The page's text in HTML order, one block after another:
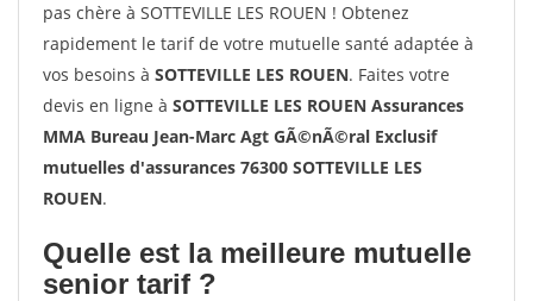
pas chère à SOTTEVILLE LES ROUEN ! Obtenez
rapidement le tarif de votre mutuelle santé adaptée à
vos besoins à SOTTEVILLE LES ROUEN. Faites votre
devis en ligne à SOTTEVILLE LES ROUEN Assurances
MMA Bureau Jean-Marc Agt GÃ©nÃ©ral Exclusif
mutuelles d'assurances 76300 SOTTEVILLE LES
ROUEN.
Quelle est la meilleure mutuelle
senior tarif ?